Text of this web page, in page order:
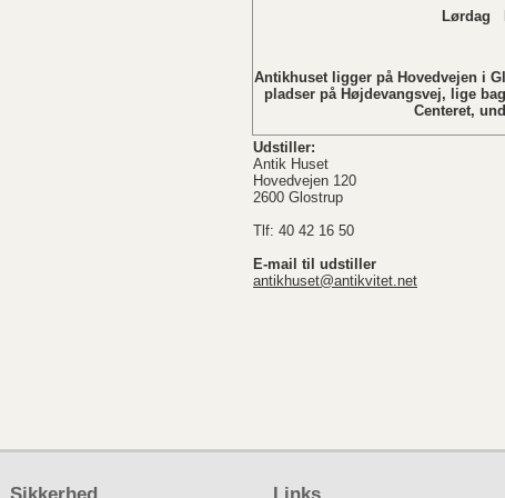
Lørdag Lukket
Søndag
Antikhuset ligger på Hovedvejen i
pladser på Højdevangsvej, lige
Centeret,
Udstiller:
Antik Huset
Hovedvejen 120
2600 Glostrup
Tlf: 40 42 16 50
E-mail til udstiller
antikhuset@antikvitet.net